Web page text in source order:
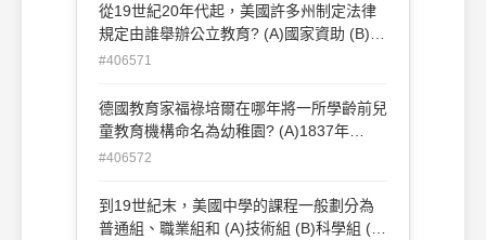
從19世紀20年代起，美國許多州制定法律
規定由誰舉辦公立教育? (A)國家資助 (B)教
#406571
德國教育家福祿培爾在哪年將一所學齡前兒
童教育機構命名為幼稚園? (A)1837年
#406572
到19世紀末，美國中學的課程一般劃分為
普通組、職業組和 (A)技術組 (B)科學組 (C)